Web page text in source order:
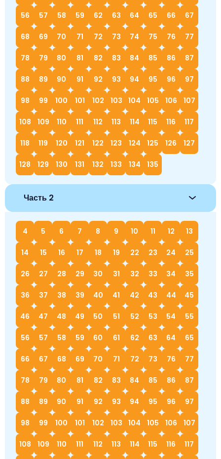
56 57 58 59 62 63 64 65 66 67
68 69 70 71 72 73 74 75 76 77
78 79 80 81 82 83 84 85 86 87
88 89 90 91 92 93 94 95 96 97
98 99 100 101 102 103 104 105 106 107
108 109 110 111 112 113 114 115 116 117
118 119 120 121 122 123 124 125 126 127
128 129 130 131 132 133 134 135
Часть 2
4 5 6 7 8 9 10 11 12 13
14 15 16 17 18 19 22 23 24 25
26 27 28 29 30 31 32 33 34 35
36 37 38 39 40 41 42 43 44 45
46 47 48 49 50 51 52 53 54 55
56 57 58 59 60 61 62 63 64 65
66 67 68 69 70 71 72 73 76 77
78 79 80 81 82 83 84 85 86 87
88 89 90 91 92 93 94 95 96 97
98 99 100 101 102 103 104 105 106 107
108 109 110 111 112 113 114 115 116 117